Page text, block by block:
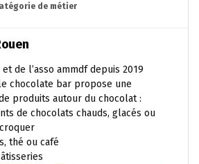
de métier
de l’asso ammdf depuis 2019
chocolate bar propose une
produits autour du chocolat :
de chocolats chauds, glacés ou
thé ou café